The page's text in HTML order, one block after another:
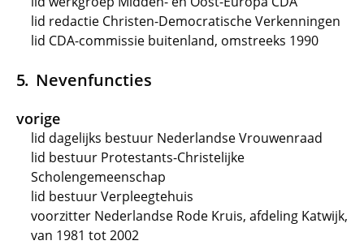
lid redactie Christen-Democratische Verkenningen
lid CDA-commissie buitenland, omstreeks 1990
Nevenfuncties
vorige
lid dagelijks bestuur Nederlandse Vrouwenraad
lid bestuur Protestants-Christelijke
Scholengemeenschap
lid bestuur Verpleegtehuis
voorzitter Nederlandse Rode Kruis, afdeling Katwijk,
van 1981 tot 2002